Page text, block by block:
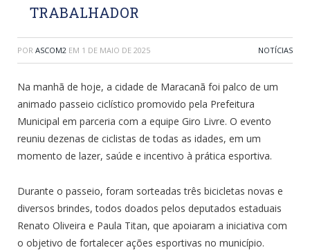
TRABALHADOR
POR ASCOM2 EM 1 DE MAIO DE 2025 NOTÍCIAS
Na manhã de hoje, a cidade de Maracanã foi palco de um
animado passeio ciclístico promovido pela Prefeitura
Municipal em parceria com a equipe Giro Livre. O evento
reuniu dezenas de ciclistas de todas as idades, em um
momento de lazer, saúde e incentivo à prática esportiva.
Durante o passeio, foram sorteadas três bicicletas novas e
diversos brindes, todos doados pelos deputados estaduais
Renato Oliveira e Paula Titan, que apoiaram a iniciativa com
o objetivo de fortalecer ações esportivas no município.